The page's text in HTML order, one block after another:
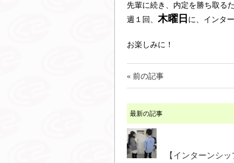
先輩に続き、内定を勝ち取る
週１回、 木曜日 に、インタ
お楽しみに！
« 前の記事
最新の記事
【インターンシッ